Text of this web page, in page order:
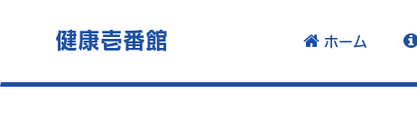
健康壱番館 ホーム